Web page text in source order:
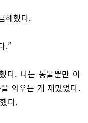
해했다.
.”
다. 나는 동물뿐만 아
외우는 게 재밌었다.
다.